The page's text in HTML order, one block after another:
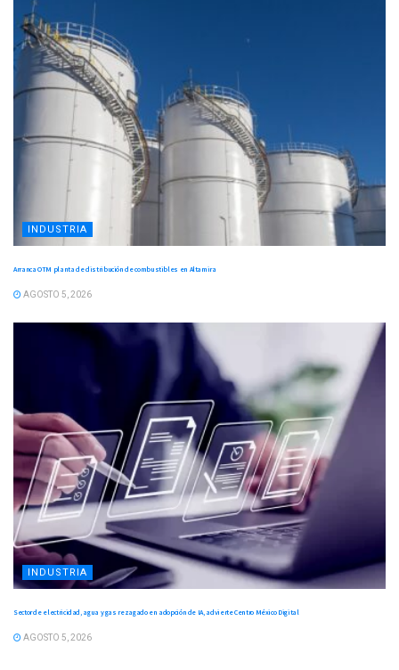
INDUSTRIA
Arranca OTM planta de distribución de combustibles en Altamira
AGOSTO 5, 2026
INDUSTRIA
Sector de electricidad, agua y gas rezagado en adopción de IA, advierte Centro México Digital
AGOSTO 5, 2026